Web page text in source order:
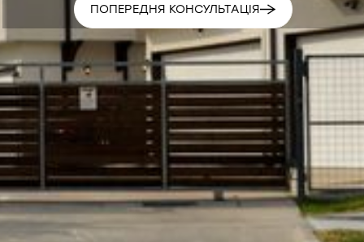
ПОПЕРЕДНЯ КОНСУЛЬТАЦІЯ